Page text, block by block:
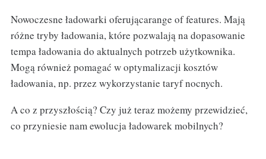
Nowoczesne ładowarki oferującarange of features. Mają
różne tryby ładowania, które pozwalają na dopasowanie
tempa ładowania do aktualnych potrzeb użytkownika.
Mogą również pomagać w optymalizacji kosztów
ładowania, np. przez wykorzystanie taryf nocnych.
A co z przyszłością? Czy już teraz możemy przewidzieć,
co przyniesie nam ewolucja ładowarek mobilnych?